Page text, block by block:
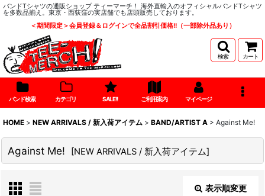
バンドTシャツの通販ショップ ティーマーチ！ 海外直輸入のオフィシャルバンドTシャツ
を多数品揃え。東京・西荻窪の実店舗でも店頭販売しております。
＜期間限定＞会員登録＆ログインで全品割引価格!!（一部除外品あり）
検索 カート
バンド検索 カテゴリ SALE!! ご利用案内 マイページ
HOME > NEW ARRIVALS / 新入荷アイテム > BAND/ARTIST A > Against Me!
Against Me! [NEW ARRIVALS / 新入荷アイテム]
表示順変更